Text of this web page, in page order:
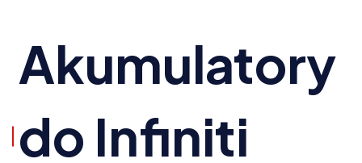
Akumulatory
do Infiniti